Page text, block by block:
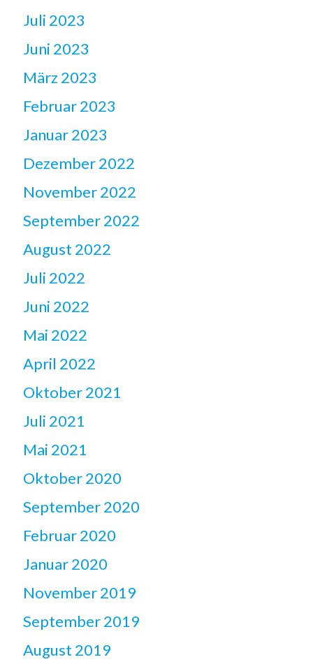
Juli 2023
Juni 2023
März 2023
Februar 2023
Januar 2023
Dezember 2022
November 2022
September 2022
August 2022
Juli 2022
Juni 2022
Mai 2022
April 2022
Oktober 2021
Juli 2021
Mai 2021
Oktober 2020
September 2020
Februar 2020
Januar 2020
November 2019
September 2019
August 2019